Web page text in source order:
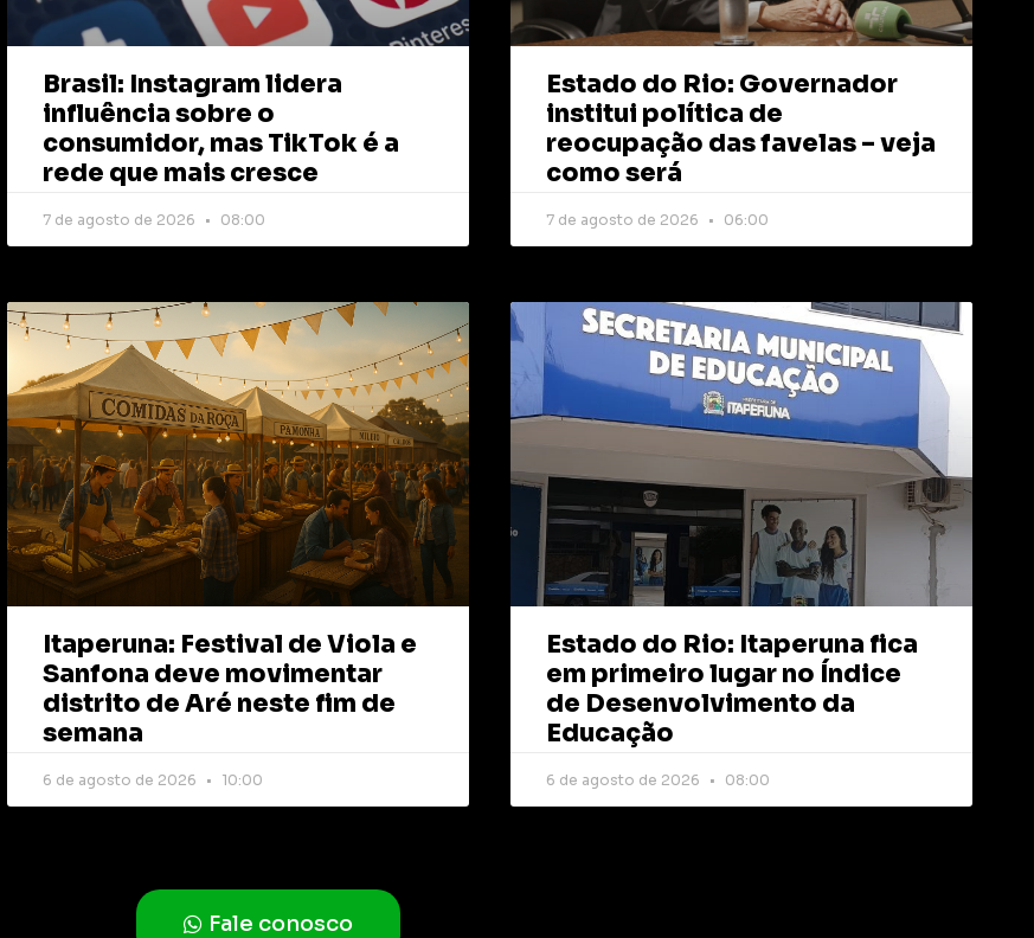
Brasil: Instagram lidera
influência sobre o
consumidor, mas TikTok é a
rede que mais cresce
7 de agosto de 2026 08:00
Estado do Rio: Governador
institui política de
reocupação das favelas – veja
como será
7 de agosto de 2026 06:00
Itaperuna: Festival de Viola e
Sanfona deve movimentar
distrito de Aré neste fim de
semana
6 de agosto de 2026 10:00
Estado do Rio: Itaperuna fica
em primeiro lugar no Índice
de Desenvolvimento da
Educação
6 de agosto de 2026 08:00
Fale conosco